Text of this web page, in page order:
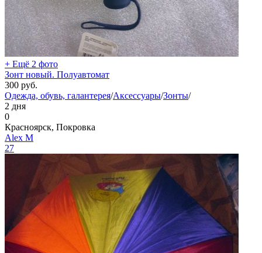
+ Ещё 2 фото
Зонт новый. Полуавтомат
300 руб.
Одежда, обувь, галантерея/Аксессуары/Зонты/
2 дня
0
Красноярск, Покровка
Aleх М
27